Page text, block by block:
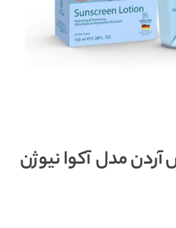
مدل آکوا نیوژن